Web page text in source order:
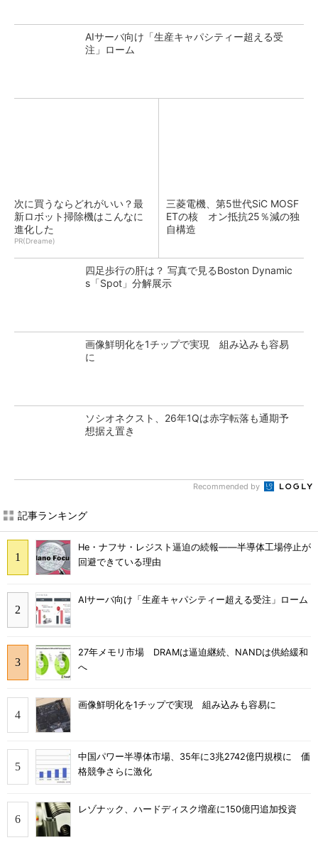
AIサーバ向け「生産キャパシティー超える受
注」ローム
次に買うならどれがいい？最
新ロボット掃除機はこんなに
進化した
PR(Dreame)
三菱電機、第5世代SiC MOSF
ETの核 オン抵抗25％減の独
自構造
四足歩行の肝は？ 写真で見るBoston Dynamic
s「Spot」分解展示
画像鮮明化を1チップで実現 組み込みも容易
に
ソシオネクスト、26年1Qは赤字転落も通期予
想据え置き
Recommended by
記事ランキング
He・ナフサ・レジスト逼迫の続報――半導体工場停止が
回避できている理由
AIサーバ向け「生産キャパシティー超える受注」ローム
27年メモリ市場 DRAMは逼迫継続、NANDは供給緩和
へ
画像鮮明化を1チップで実現 組み込みも容易に
中国パワー半導体市場、35年に3兆2742億円規模に 価
格競争さらに激化
レゾナック、ハードディスク増産に150億円追加投資